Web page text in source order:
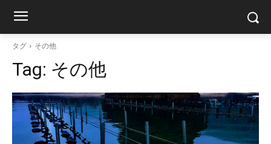
タグ その他
Tag: その他